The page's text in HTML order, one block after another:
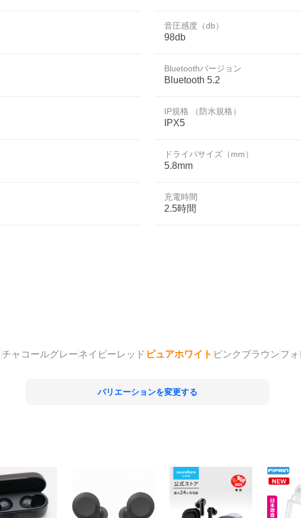
音圧感度（db）
98db
Bluetoothバージョン
Bluetooth 5.2
IP規格 （防水規格）
IPX5
ドライバサイズ（mm）
5.8mm
充電時間
2.5時間
チャコールグレーネイビーレッド ピュアホワイト ピンクブラウン フ
バリエーションを変更する